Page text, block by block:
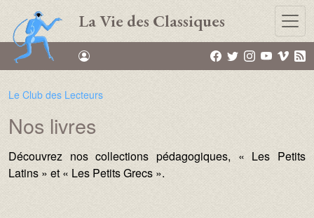
Aller au contenu principal
La Vie des Classiques
Le Club des Lecteurs
Nos livres
Découvrez nos collections pédagogiques, « Les Petits
Latins » et « Les Petits Grecs ».